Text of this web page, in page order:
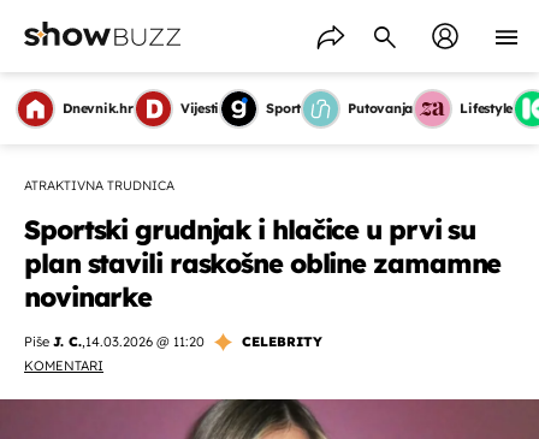
Dnevnik.hr Vijesti Sport Putovanja Lifestyle
ATRAKTIVNA TRUDNICA
Sportski grudnjak i hlačice u prvi su
plan stavili raskošne obline zamamne
novinarke
Piše J. C.,14.03.2026 @ 11:20
CELEBRITY
KOMENTARI